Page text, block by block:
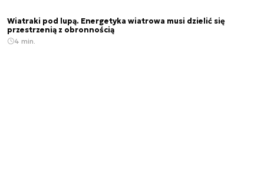
Wiatraki pod lupą. Energetyka wiatrowa musi dzielić się
przestrzenią z obronnością
4 min.